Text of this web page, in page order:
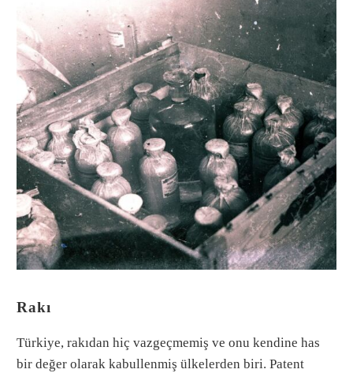
Rakı
Türkiye, rakıdan hiç vazgeçmemiş ve onu kendine has
bir değer olarak kabullenmiş ülkelerden biri. Patent